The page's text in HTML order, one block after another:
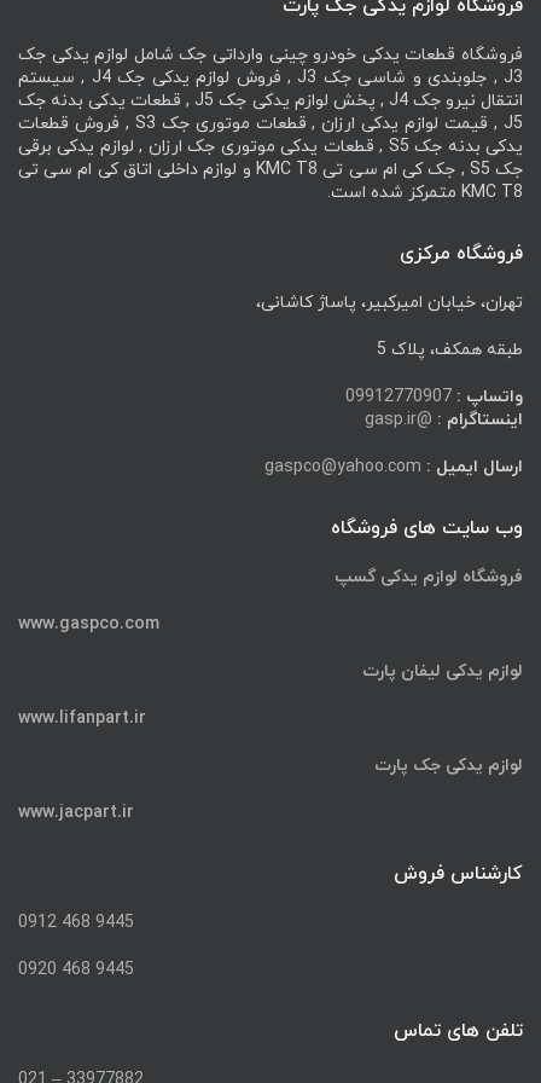
فروشگاه لوازم یدکی جک پارت
فروشگاه قطعات یدکی خودرو چینی وارداتی جک شامل لوازم یدکی جک
J3 , جلوبندی و شاسی جک J3 , فروش لوازم یدکی جک J4 , سیستم
انتقال نیرو جک J4 , پخش لوازم یدکی جک J5 , قطعات یدکی بدنه جک
J5 , قیمت لوازم یدکی ارزان , قطعات موتوری جک S3 , فروش قطعات
یدکی بدنه جک S5 , قطعات یدکی موتوری جک ارزان , لوازم یدکی برقی
جک S5 , جک کی ام سی تی KMC T8 و لوازم داخلی اتاق کی ام سی تی
KMC T8 متمرکز شده است.
فروشگاه مرکزی
تهران، خیابان امیرکبیر، پاساژ کاشانی،
طبقه همکف، پلاک 5
واتساپ : 09912770907
اینستاگرام : @gasp.ir
ارسال ایمیل : gaspco@yahoo.com
وب سایت های فروشگاه
فروشگاه لوازم یدکی گسپ
www.gaspco.com
لوازم یدکی لیفان پارت
www.lifanpart.ir
لوازم یدکی جک پارت
www.jacpart.ir
کارشناس فروش
9445 468 0912
9445 468 0920
تلفن های تماس